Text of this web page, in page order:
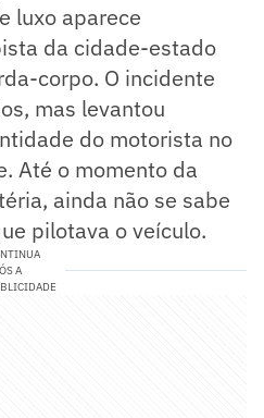
luxo aparece
da cidade-estado
corpo. O incidente
mas levantou
do motorista no
Até o momento da
ainda não se sabe
pilotava o veículo.
A